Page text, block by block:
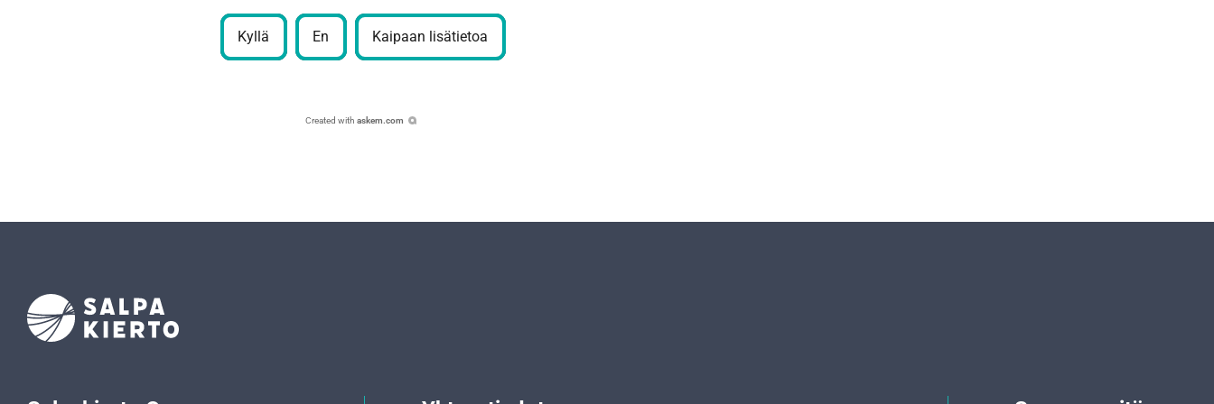
Kyllä En Kaipaan lisätietoa
Created with askem.com